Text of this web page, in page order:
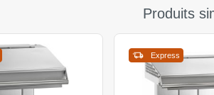
Produits
Express